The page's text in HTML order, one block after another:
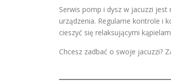
Serwis pomp i dysz w jacuzzi
urządzenia. Regularne kontrole i
cieszyć się relaksującymi
Chcesz zadbać o swoje jacuzzi?